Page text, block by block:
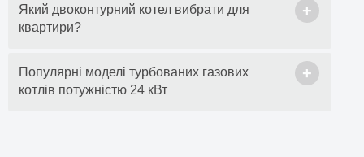
+
Який двоконтурний котел вибрати для
квартири?
+
Популярні моделі турбованих газових
котлів потужністю 24 кВт